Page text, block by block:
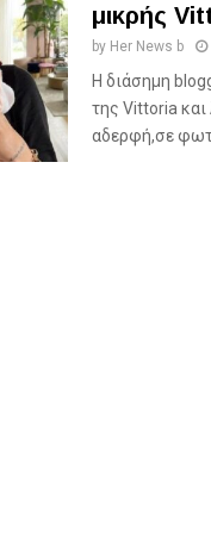
μικρής
by Her News b
Η διάσημη
της Vittoria και
αδερφή,σε